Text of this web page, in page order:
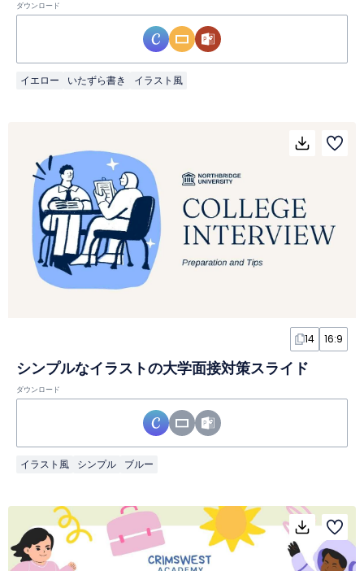
ダウンロード
イエロー いたずら書き イラスト風
14 16:9
シンプルなイラストの大学面接対策スライド
ダウンロード
イラスト風 シンプル ブルー